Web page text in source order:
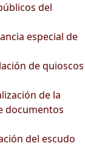
del
especial de
de quioscos
de la
documentos
del escudo